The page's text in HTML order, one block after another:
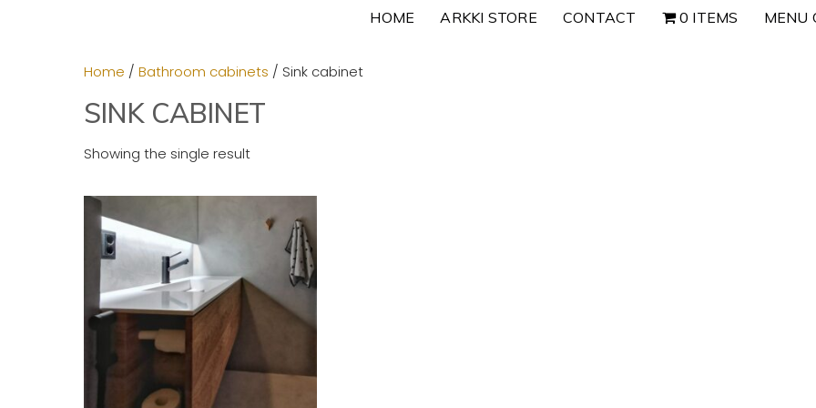
HOME ARKKI STORE CONTACT 0 ITEMS MENU
Home / Bathroom cabinets / Sink cabinet
SINK CABINET
Showing the single result